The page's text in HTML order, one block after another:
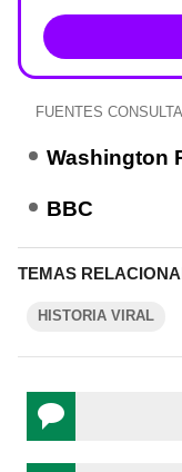
FUENTES
Washington
BBC
TEMAS
HISTORIA VIRAL